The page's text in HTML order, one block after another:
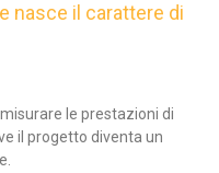
nasce il carattere di
le prestazioni di
il progetto diventa un